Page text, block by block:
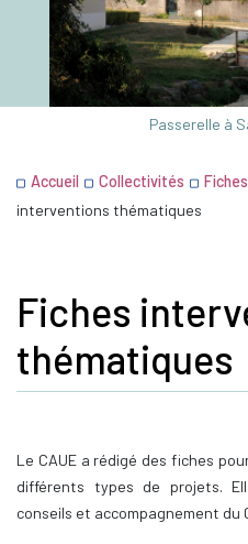
Passerelle à
Accueil Collectivités
interventions thématiques
Fiches
thématiques
Le CAUE a rédigé des fiches
différents types de projets.
conseils et accompagnement du